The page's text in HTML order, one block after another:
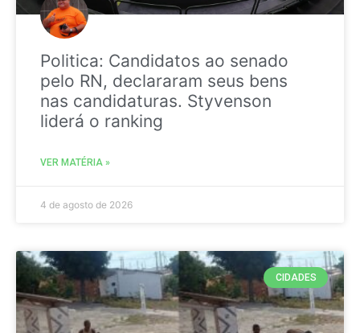
Politica: Candidatos ao senado
pelo RN, declararam seus bens
nas candidaturas. Styvenson
liderá o ranking
VER MATÉRIA »
4 de agosto de 2026
CIDADES